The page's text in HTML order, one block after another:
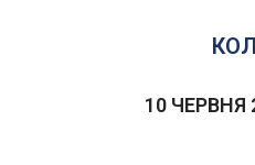
10 ЧЕРВНЯ